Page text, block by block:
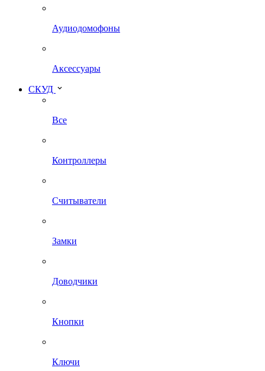
Аудиодомофоны
Аксессуары
СКУД
Все
Контроллеры
Считыватели
Замки
Доводчики
Кнопки
Ключи